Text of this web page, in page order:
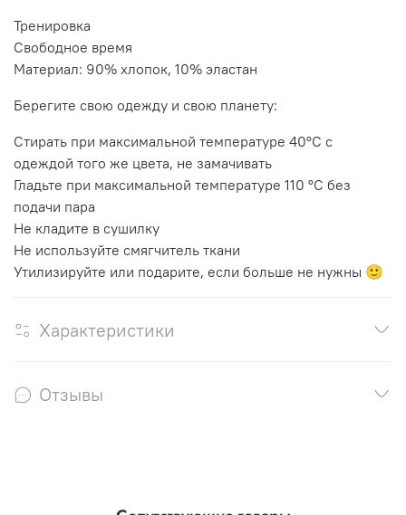
Тренировка
Свободное время
Материал: 90% хлопок, 10% эластан
Берегите свою одежду и свою планету:
Стирать при максимальной температуре 40°C с
одеждой того же цвета, не замачивать
Гладьте при максимальной температуре 110 °C без
подачи пара
Не кладите в сушилку
Не используйте смягчитель ткани
Утилизируйте или подарите, если больше не нужны 🙂
Характеристики
Отзывы